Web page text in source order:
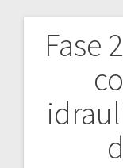
Fase
articoli